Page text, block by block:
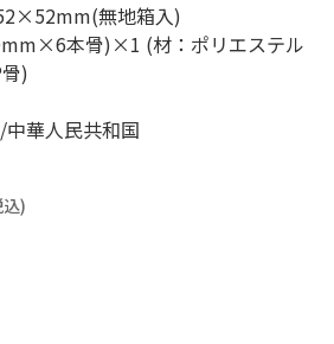
無地箱入)
本骨)×1 (材：ポリエステル
骨)
華人民共和国
)